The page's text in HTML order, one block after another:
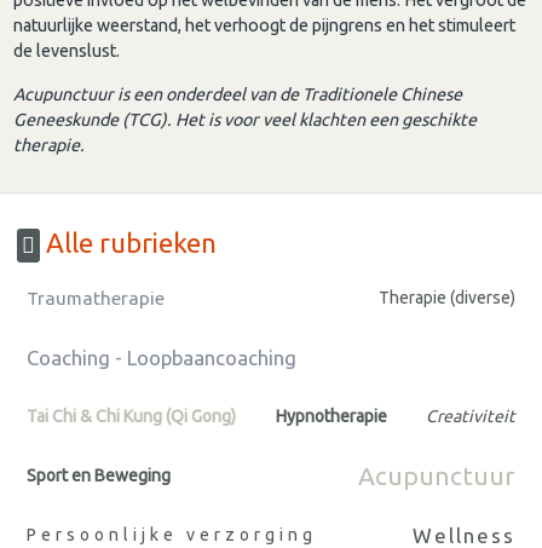
natuurlijke weerstand, het verhoogt de pijngrens en het stimuleert
de levenslust.
Acupunctuur is een onderdeel van de Traditionele Chinese
Geneeskunde (TCG). Het is voor veel klachten een geschikte
therapie.
Alle rubrieken
Traumatherapie Therapie (diverse)
Coaching - Loopbaancoaching
Tai Chi & Chi Kung (Qi Gong) Hypnotherapie Creativiteit
Sport en Beweging Acupunctuur
Persoonlijke verzorging Wellness